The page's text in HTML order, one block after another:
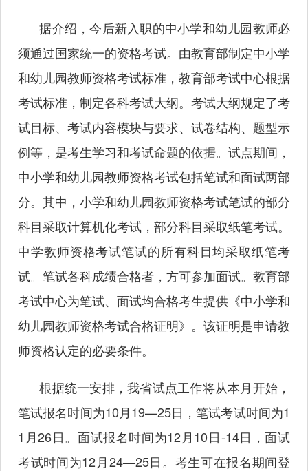
据介绍，今后新入职的中小学和幼儿园教师必
须通过国家统一的资格考试。由教育部制定中小学
和幼儿园教师资格考试标准，教育部考试中心根据
考试标准，制定各科考试大纲。考试大纲规定了考
试目标、考试内容模块与要求、试卷结构、题型示
例等，是考生学习和考试命题的依据。试点期间，
中小学和幼儿园教师资格考试包括笔试和面试两部
分。其中，小学和幼儿园教师资格考试笔试的部分
科目采取计算机化考试，部分科目采取纸笔考试。
中学教师资格考试笔试的所有科目均采取纸笔考
试。笔试各科成绩合格者，方可参加面试。教育部
考试中心为笔试、面试均合格考生提供《中小学和
幼儿园教师资格考试合格证明》。该证明是申请教
师资格认定的必要条件。
根据统一安排，我省试点工作将从本月开始，
笔试报名时间为10月19—25日，笔试考试时间为1
1月26日。面试报名时间为12月10日-14日，面试
考试时间为12月24—25日。考生可在报名期间登